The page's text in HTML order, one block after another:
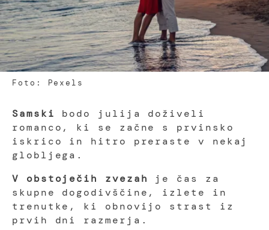
Foto: Pexels
Samski
bodo julija doživeli
romanco, ki se začne s prvinsko
iskrico in hitro preraste v nekaj
globljega.
V obstoječih zvezah
je čas za
skupne dogodivščine, izlete in
trenutke, ki obnovijo strast iz
prvih dni razmerja.